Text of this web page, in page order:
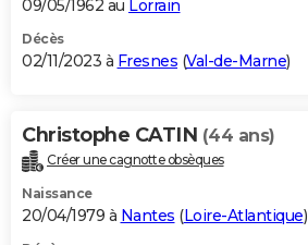
09/05/1962 au Lorrain
Décès
02/11/2023 à Fresnes (Val-de-Marne)
Christophe CATIN (44 ans)
Créer une cagnotte obsèques
Naissance
20/04/1979 à Nantes (Loire-Atlantique)